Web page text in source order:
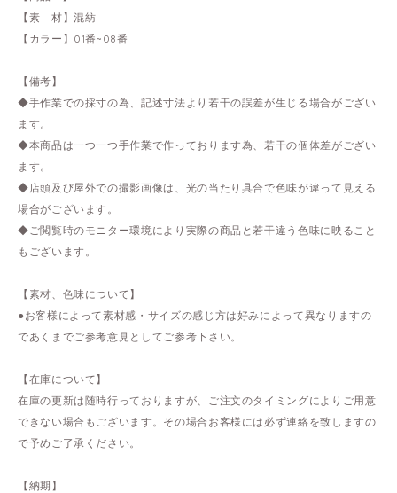
【素 材】混紡
【カラー】01番~08番
【備考】
◆手作業での採寸の為、記述寸法より若干の誤差が生じる場合がござい
ます。
◆本商品は一つ一つ手作業で作っております為、若干の個体差がござい
ます。
◆店頭及び屋外での撮影画像は、光の当たり具合で色味が違って見える
場合がございます。
◆ご閲覧時のモニター環境により実際の商品と若干違う色味に映ること
もございます。
【素材、色味について】
●お客様によって素材感・サイズの感じ方は好みによって異なりますの
であくまでご参考意見としてご参考下さい。
【在庫について】
在庫の更新は随時行っておりますが、ご注文のタイミングによりご用意
できない場合もございます。その場合お客様には必ず連絡を致しますの
で予めご了承ください。
【納期】